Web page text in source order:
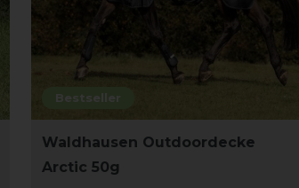
Bestseller
Waldhausen Outdoordecke
Arctic 50g